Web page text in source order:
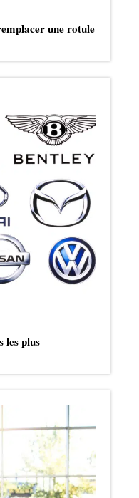
une rotule
les plus